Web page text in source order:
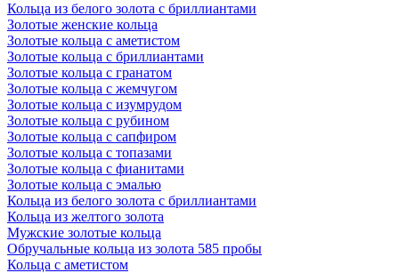
Кольца из белого золота с бриллиантами
Золотые женские кольца
Золотые кольца с аметистом
Золотые кольца с бриллиантами
Золотые кольца с гранатом
Золотые кольца с жемчугом
Золотые кольца с изумрудом
Золотые кольца с рубином
Золотые кольца с сапфиром
Золотые кольца с топазами
Золотые кольца с фианитами
Золотые кольца с эмалью
Кольца из белого золота с бриллиантами
Кольца из желтого золота
Мужские золотые кольца
Обручальные кольца из золота 585 пробы
Кольца с аметистом